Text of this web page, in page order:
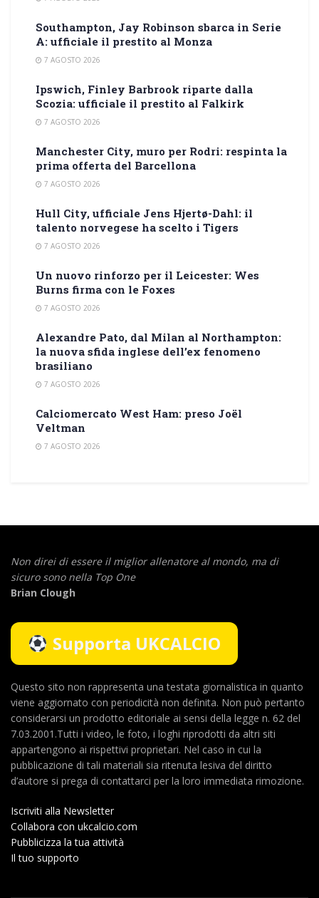
Southampton, Jay Robinson sbarca in Serie
A: ufficiale il prestito al Monza
7 AGOSTO 2026
Ipswich, Finley Barbrook riparte dalla
Scozia: ufficiale il prestito al Falkirk
7 AGOSTO 2026
Manchester City, muro per Rodri: respinta la
prima offerta del Barcellona
7 AGOSTO 2026
Hull City, ufficiale Jens Hjertø-Dahl: il
talento norvegese ha scelto i Tigers
7 AGOSTO 2026
Un nuovo rinforzo per il Leicester: Wes
Burns firma con le Foxes
7 AGOSTO 2026
Alexandre Pato, dal Milan al Northampton:
la nuova sfida inglese dell’ex fenomeno
brasiliano
7 AGOSTO 2026
Calciomercato West Ham: preso Joël
Veltman
7 AGOSTO 2026
Non direi di essere il miglior allenatore al mondo, ma di
sicuro sono nella Top One
Brian Clough
Supporta UKCALCIO
Questo sito non rappresenta una testata giornalistica in quanto
viene aggiornato con periodicità non definita. Non può pertanto
considerarsi un prodotto editoriale ai sensi della legge n. 62 del
7.03.2001.Tutti i video, le foto, i loghi riprodotti da altri siti
appartengono ai rispettivi proprietari. Nel caso in cui la
pubblicazione di tali materiali sia ritenuta lesiva del diritto
d’autore si prega di contattarci per la loro immediata rimozione.
Iscriviti alla Newsletter
Collabora con ukcalcio.com
Pubblicizza la tua attività
Il tuo supporto